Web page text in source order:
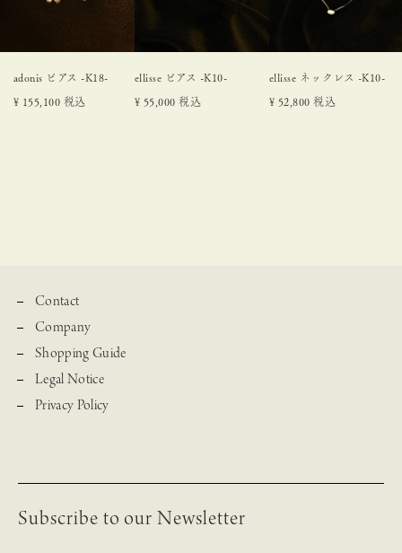
adonis ピアス -K18-
¥ 155,100 税込
ellisse ピアス -K10-
¥ 55,000 税込
ellisse ネックレス -K10-
¥ 52,800 税込
Subscribe to our Newsletter
Contact
Company
Shopping Guide
Legal Notice
Privacy Policy